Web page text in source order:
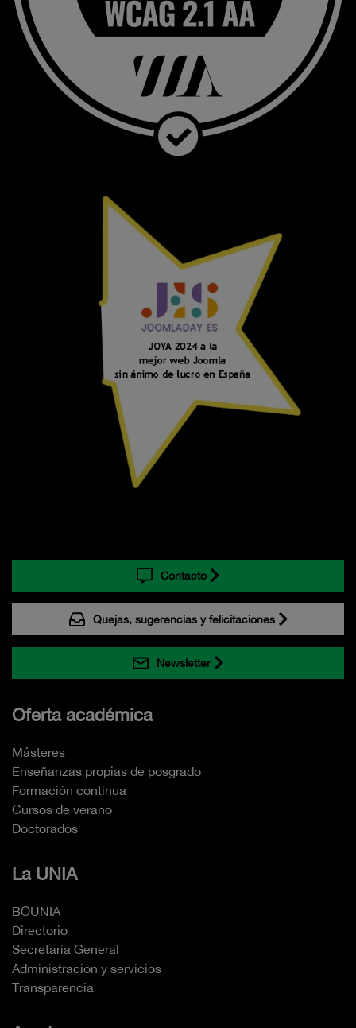
Contacto
Quejas, sugerencias y felicitaciones
Newsletter
Oferta académica
Másteres
Enseñanzas propias de posgrado
Formación continua
Cursos de verano
Doctorados
La UNIA
BOUNIA
Directorio
Secretaría General
Administración y servicios
Transparencia